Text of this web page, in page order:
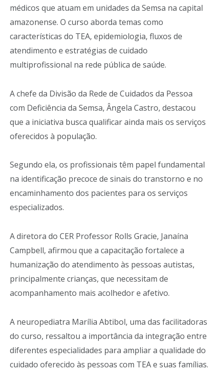
médicos que atuam em unidades da Semsa na capital
amazonense. O curso aborda temas como
características do TEA, epidemiologia, fluxos de
atendimento e estratégias de cuidado
multiprofissional na rede pública de saúde.
A chefe da Divisão da Rede de Cuidados da Pessoa
com Deficiência da Semsa, Ângela Castro, destacou
que a iniciativa busca qualificar ainda mais os serviços
oferecidos à população.
Segundo ela, os profissionais têm papel fundamental
na identificação precoce de sinais do transtorno e no
encaminhamento dos pacientes para os serviços
especializados.
A diretora do CER Professor Rolls Gracie, Janaína
Campbell, afirmou que a capacitação fortalece a
humanização do atendimento às pessoas autistas,
principalmente crianças, que necessitam de
acompanhamento mais acolhedor e afetivo.
A neuropediatra Marília Abtibol, uma das facilitadoras
do curso, ressaltou a importância da integração entre
diferentes especialidades para ampliar a qualidade do
cuidado oferecido às pessoas com TEA e suas famílias.